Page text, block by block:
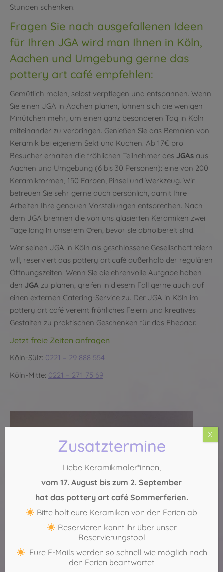
Stunden schenken.
Fragen Sie nach ausgefallenen Ideen
für Ihren JGA wird man Ihnen in Köln,
Aachen und Umgebung gerne das
pottery art café empfehlen:
Gemütlich malen, selbst verpflegen und entspannen. Wenn
Sie einen JGA in Aachen planen, lohnen sich die wenigen
Minütchen mehr, um einen ganz besonderen Tag in Köln
miteinander zu verbringen. Genießen Sie das Bemalen von
Keramik bei eigenem Sekt und Kuchen. Ab 17€ pro
Besucher erhalten die fröhlichen Teilnehmer des JGAs aus
Aachen und Umgebung (6 bis 30 Personen): eine von 200
Keramikformen, 150 Farben, Pinsel und Werkzeug. Wir
betreuen Sie sehr gerne auch persönlich, damit Ihre
Arbeiten Ihre genauen Vorstellungen entsprechen. Nach
dem JGA brennen die von uns glasierten Keramiken zwei
Tage lang in unserem Ofen, bevor sie abholbereit sind.
Wer seinen JGA in Köln als geschlossene Gesellschaft feiern
will, reserviert das pottery art café außerhalb der regulären
Öffnungszeiten. Wenn Sie die ehrenvolle Aufgabe haben
den JGA zu planen, greifen in diesem Fall gerne auch auf
einen externen Catering-Service zu. Der JGA in Köln im
pottery art café vereint fröhliches Feiern und kreatives
Gestalten zu praktischen Geschenken für das Ehepaar.
Jetzt freie Zeiten anfragen
Köln-Sülz: 0221 – 29 888 554
Köln-Mitte: 0221 – 271 75 69
Zusatztermine
Liebe Keramikmaler*innen,
vom 17. August bis zum 2. September
hat das pottery art café Sommerferien.
Bitte holt eure Keramiken von den Ferien ab
Reservieren könnt ihr über unser
Reservierungstool
Eure E-Mails werden so schnell wie möglich nach
den Ferien beantwortet
X